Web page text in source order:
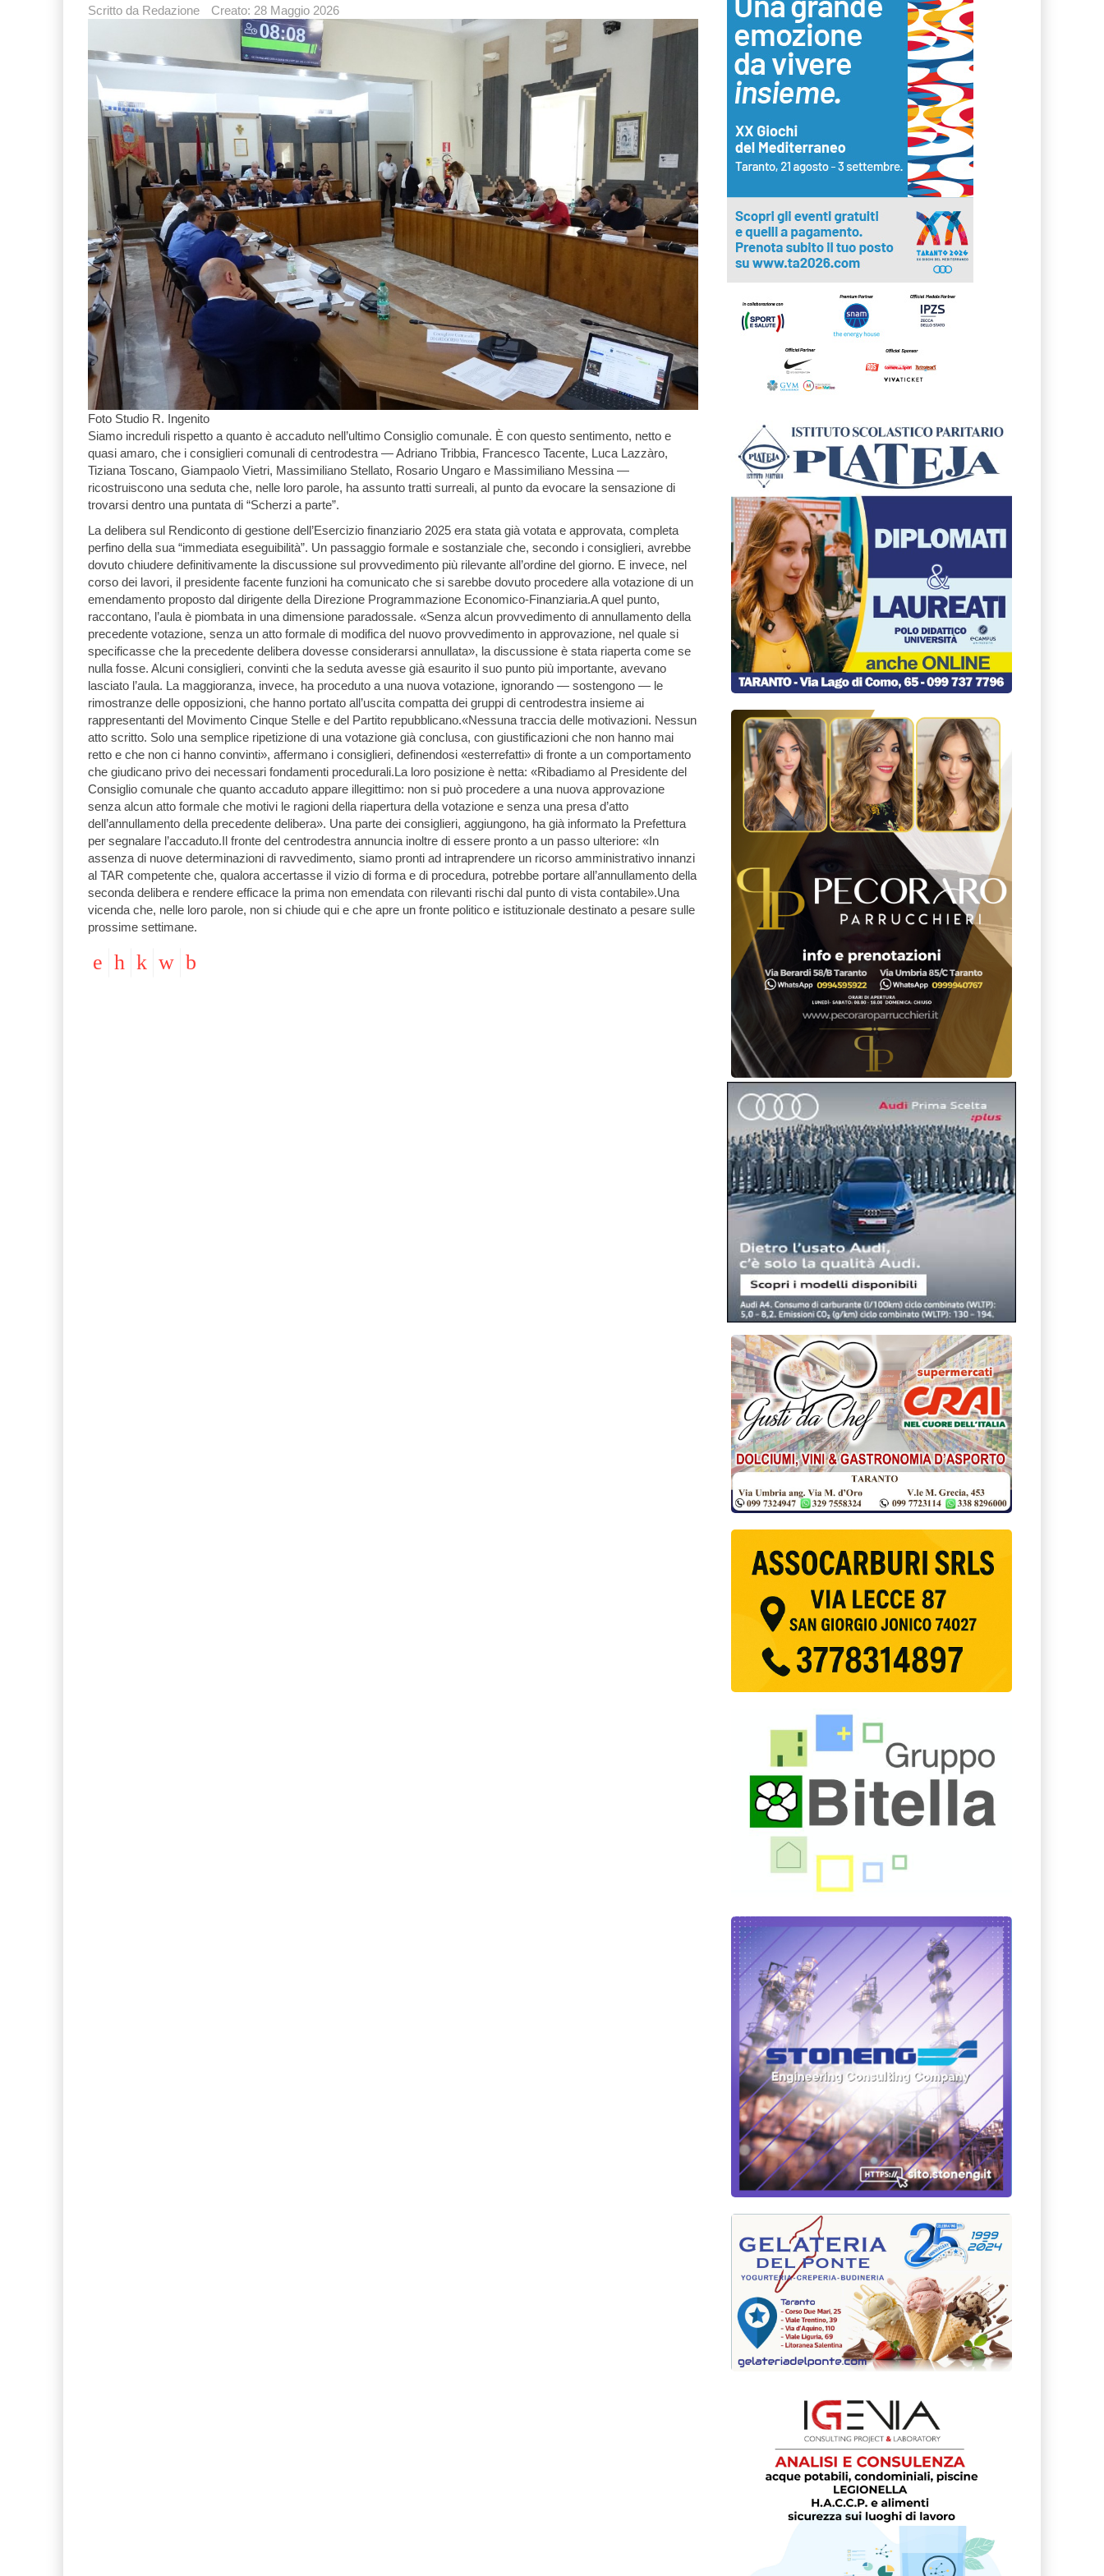
Scritto da Redazione Creato: 28 Maggio 2026
Foto Studio R. Ingenito
Siamo increduli rispetto a quanto è accaduto nell’ultimo Consiglio comunale. È con questo sentimento, netto e
quasi amaro, che i consiglieri comunali di centrodestra — Adriano Tribbia, Francesco Tacente, Luca Lazzàro,
Tiziana Toscano, Giampaolo Vietri, Massimiliano Stellato, Rosario Ungaro e Massimiliano Messina —
ricostruiscono una seduta che, nelle loro parole, ha assunto tratti surreali, al punto da evocare la sensazione di
trovarsi dentro una puntata di “Scherzi a parte”.
La delibera sul Rendiconto di gestione dell’Esercizio finanziario 2025 era stata già votata e approvata, completa
perfino della sua “immediata eseguibilità”. Un passaggio formale e sostanziale che, secondo i consiglieri, avrebbe
dovuto chiudere definitivamente la discussione sul provvedimento più rilevante all’ordine del giorno. E invece, nel
corso dei lavori, il presidente facente funzioni ha comunicato che si sarebbe dovuto procedere alla votazione di un
emendamento proposto dal dirigente della Direzione Programmazione Economico-Finanziaria.A quel punto,
raccontano, l’aula è piombata in una dimensione paradossale. «Senza alcun provvedimento di annullamento della
precedente votazione, senza un atto formale di modifica del nuovo provvedimento in approvazione, nel quale si
specificasse che la precedente delibera dovesse considerarsi annullata», la discussione è stata riaperta come se
nulla fosse. Alcuni consiglieri, convinti che la seduta avesse già esaurito il suo punto più importante, avevano
lasciato l’aula. La maggioranza, invece, ha proceduto a una nuova votazione, ignorando — sostengono — le
rimostranze delle opposizioni, che hanno portato all’uscita compatta dei gruppi di centrodestra insieme ai
rappresentanti del Movimento Cinque Stelle e del Partito repubblicano.«Nessuna traccia delle motivazioni. Nessun
atto scritto. Solo una semplice ripetizione di una votazione già conclusa, con giustificazioni che non hanno mai
retto e che non ci hanno convinti», affermano i consiglieri, definendosi «esterrefatti» di fronte a un comportamento
che giudicano privo dei necessari fondamenti procedurali.La loro posizione è netta: «Ribadiamo al Presidente del
Consiglio comunale che quanto accaduto appare illegittimo: non si può procedere a una nuova approvazione
senza alcun atto formale che motivi le ragioni della riapertura della votazione e senza una presa d’atto
dell’annullamento della precedente delibera». Una parte dei consiglieri, aggiungono, ha già informato la Prefettura
per segnalare l’accaduto.Il fronte del centrodestra annuncia inoltre di essere pronto a un passo ulteriore: «In
assenza di nuove determinazioni di ravvedimento, siamo pronti ad intraprendere un ricorso amministrativo innanzi
al TAR competente che, qualora accertasse il vizio di forma e di procedura, potrebbe portare all’annullamento della
seconda delibera e rendere efficace la prima non emendata con rilevanti rischi dal punto di vista contabile».Una
vicenda che, nelle loro parole, non si chiude qui e che apre un fronte politico e istituzionale destinato a pesare sulle
prossime settimane.